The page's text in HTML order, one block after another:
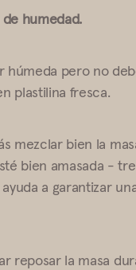
de humedad.
húmeda pero no
plastilina fresca.
mezclar bien la
bien amasada -
a garantizar
reposar la masa